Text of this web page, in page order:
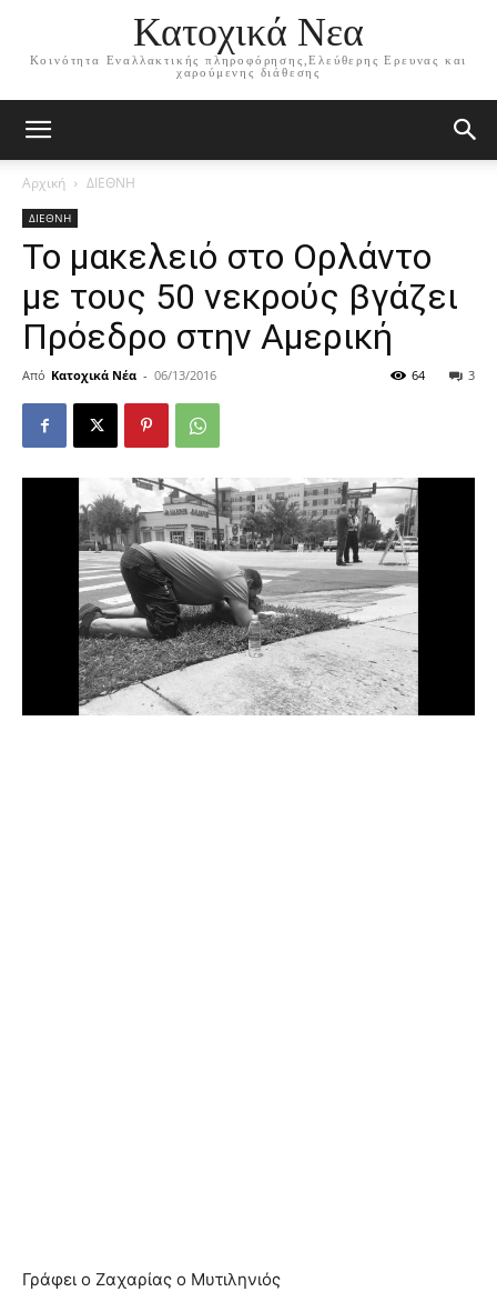
Κατοχικά Νεα
Κοινότητα Εναλλακτικής πληροφόρησης,Ελεύθερης Ερευνας και
χαρούμενης διάθεσης
Αρχική ΔΙΕΘΝΗ
ΔΙΕΘΝΗ
Το μακελειό στο Ορλάντο
με τους 50 νεκρούς βγάζει
Πρόεδρο στην Αμερική
Από Κατοχικά Νέα - 06/13/2016 3
64
Γράφει ο Ζαχαρίας ο Μυτιληνιός